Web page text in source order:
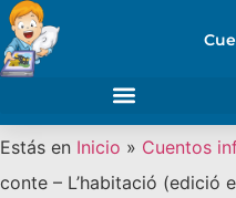
Estás en Inicio » Cuentos
conte – L’habitació (edició